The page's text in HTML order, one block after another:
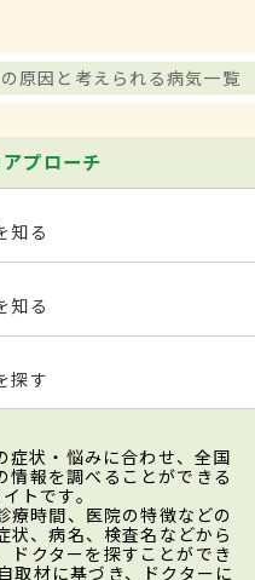
原因と考えられる病気一覧
プローチ
知る
知る
探す
症状・悩みに合わせ、全国
情報を調べることができる
トです。
療時間、医院の特徴などの
状、病名、検査名などから
ドクターを探すことができ
取材に基づき、ドクターに